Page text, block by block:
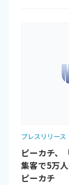
プレスリリース
ピーカチ、
集客で5万
ピーカチ